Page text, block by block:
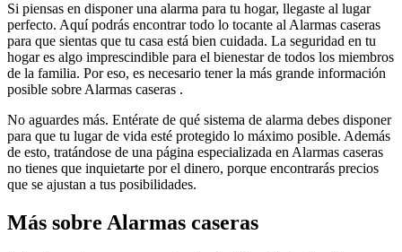
Si piensas en disponer una alarma para tu hogar, llegaste al lugar
perfecto. Aquí podrás encontrar todo lo tocante al Alarmas caseras
para que sientas que tu casa está bien cuidada. La seguridad en tu
hogar es algo imprescindible para el bienestar de todos los miembros
de la familia. Por eso, es necesario tener la más grande información
posible sobre Alarmas caseras .
No aguardes más. Entérate de qué sistema de alarma debes disponer
para que tu lugar de vida esté protegido lo máximo posible. Además
de esto, tratándose de una página especializada en Alarmas caseras
no tienes que inquietarte por el dinero, porque encontrarás precios
que se ajustan a tus posibilidades.
Más sobre Alarmas caseras